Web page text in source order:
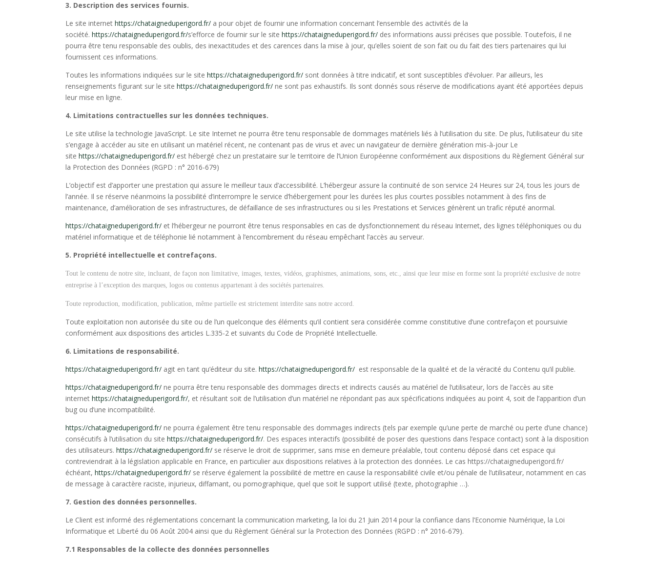
3. Description des services fournis.
Le site internethttps://chataigneduperigord.fr/ a pour objet de fournir une information concernant l’ensemble des activités de la
société.https://chataigneduperigord.fr/s’efforce de fournir sur le sitehttps://chataigneduperigord.fr/ des informations aussi précises que possible. Toutefois, il ne
pourra être tenu responsable des oublis, des inexactitudes et des carences dans la mise à jour, qu’elles soient de son fait ou du fait des tiers partenaires qui lui
fournissent ces informations.
Toutes les informations indiquées sur le sitehttps://chataigneduperigord.fr/ sont données à titre indicatif, et sont susceptibles d’évoluer. Par ailleurs, les
renseignements figurant sur le sitehttps://chataigneduperigord.fr/ ne sont pas exhaustifs. Ils sont donnés sous réserve de modifications ayant été apportées depuis
leur mise en ligne.
4. Limitations contractuelles sur les données techniques.
Le site utilise la technologie JavaScript. Le site Internet ne pourra être tenu responsable de dommages matériels liés à l’utilisation du site. De plus, l’utilisateur du site
s’engage à accéder au site en utilisant un matériel récent, ne contenant pas de virus et avec un navigateur de dernière génération mis-à-jour Le
sitehttps://chataigneduperigord.fr/ est hébergé chez un prestataire sur le territoire de l’Union Européenne conformément aux dispositions du Règlement Général sur
la Protection des Données (RGPD : n° 2016-679)
L’objectif est d’apporter une prestation qui assure le meilleur taux d’accessibilité. L’hébergeur assure la continuité de son service 24 Heures sur 24, tous les jours de
l’année. Il se réserve néanmoins la possibilité d’interrompre le service d’hébergement pour les durées les plus courtes possibles notamment à des fins de
maintenance, d’amélioration de ses infrastructures, de défaillance de ses infrastructures ou si les Prestations et Services génèrent un trafic réputé anormal.
https://chataigneduperigord.fr/ et l’hébergeur ne pourront être tenus responsables en cas de dysfonctionnement du réseau Internet, des lignes téléphoniques ou du
matériel informatique et de téléphonie lié notamment à l’encombrement du réseau empêchant l’accès au serveur.
5. Propriété intellectuelle et contrefaçons.
Tout le contenu de notre site, incluant, de façon non limitative, images, textes, vidéos, graphismes, animations, sons, etc., ainsi que leur mise en forme sont la propriété exclusive de notre
entreprise à l’exception des marques, logos ou contenus appartenant à des sociétés partenaires.
Toute reproduction, modification, publication, même partielle est strictement interdite sans notre accord.
Toute exploitation non autorisée du site ou de l’un quelconque des éléments qu’il contient sera considérée comme constitutive d’une contrefaçon et poursuivie
conformément aux dispositions des articles L.335-2 et suivants du Code de Propriété Intellectuelle.
6. Limitations de responsabilité.
https://chataigneduperigord.fr/ agit en tant qu’éditeur du site.https://chataigneduperigord.fr/ est responsable de la qualité et de la véracité du Contenu qu’il publie.
https://chataigneduperigord.fr/ ne pourra être tenu responsable des dommages directs et indirects causés au matériel de l’utilisateur, lors de l’accès au site
internethttps://chataigneduperigord.fr/, et résultant soit de l’utilisation d’un matériel ne répondant pas aux spécifications indiquées au point 4, soit de l’apparition d’un
bug ou d’une incompatibilité.
https://chataigneduperigord.fr/ ne pourra également être tenu responsable des dommages indirects (tels par exemple qu’une perte de marché ou perte d’une chance)
consécutifs à l’utilisation du sitehttps://chataigneduperigord.fr/. Des espaces interactifs (possibilité de poser des questions dans l’espace contact) sont à la disposition
des utilisateurs.https://chataigneduperigord.fr/ se réserve le droit de supprimer, sans mise en demeure préalable, tout contenu déposé dans cet espace qui
contreviendrait à la législation applicable en France, en particulier aux dispositions relatives à la protection des données. Le cas https://chataigneduperigord.fr/
échéant,https://chataigneduperigord.fr/ se réserve également la possibilité de mettre en cause la responsabilité civile et/ou pénale de l’utilisateur, notamment en cas
de message à caractère raciste, injurieux, diffamant, ou pornographique, quel que soit le support utilisé (texte, photographie …).
7. Gestion des données personnelles.
Le Client est informé des réglementations concernant la communication marketing, la loi du 21 Juin 2014 pour la confiance dans l’Economie Numérique, la Loi
Informatique et Liberté du 06 Août 2004 ainsi que du Règlement Général sur la Protection des Données (RGPD : n° 2016-679).
7.1 Responsables de la collecte des données personnelles